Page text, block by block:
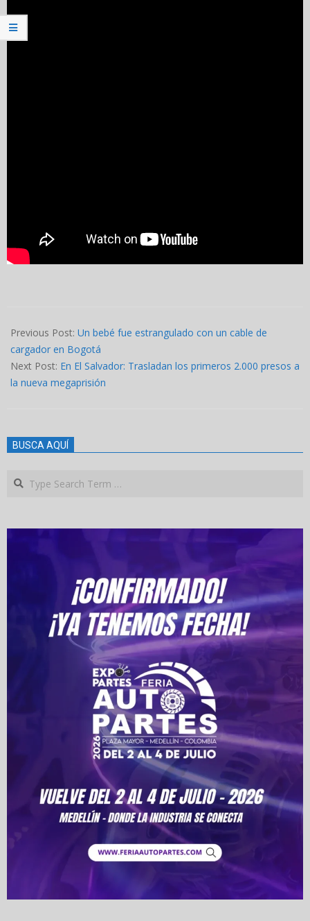
02-
27
Previous Post: Un bebé fue estrangulado con un cable de
cargador en Bogotá
Next Post: En El Salvador: Trasladan los primeros 2.000 presos a
la nueva megaprisión
BUSCA AQUÍ
Search